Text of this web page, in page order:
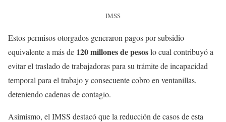
IMSS
Estos permisos otorgados generaron pagos por subsidio
equivalente a más de 120 millones de pesoslo cual contribuyó a
evitar el traslado de trabajadoras para su trámite de incapacidad
temporal para el trabajo y consecuente cobro en ventanillas,
deteniendo cadenas de contagio.
Asimismo, el IMSS destacó que la reducción de casos de esta